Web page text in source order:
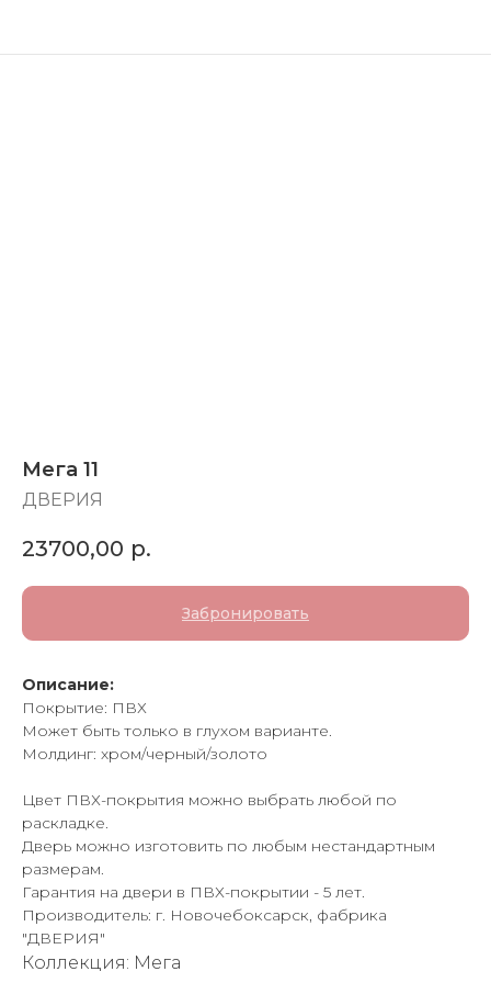
Мега 11
ДВЕРИЯ
23700,00 р.
Забронировать
Описание:
Покрытие: ПВХ
Может быть только в глухом варианте.
Молдинг: хром/черный/золото
Цвет ПВХ-покрытия можно выбрать любой по
раскладке.
Дверь можно изготовить по любым нестандартным
размерам.
Гарантия на двери в ПВХ-покрытии - 5 лет.
Производитель: г. Новочебоксарск, фабрика
"ДВЕРИЯ"
Коллекция: Мега